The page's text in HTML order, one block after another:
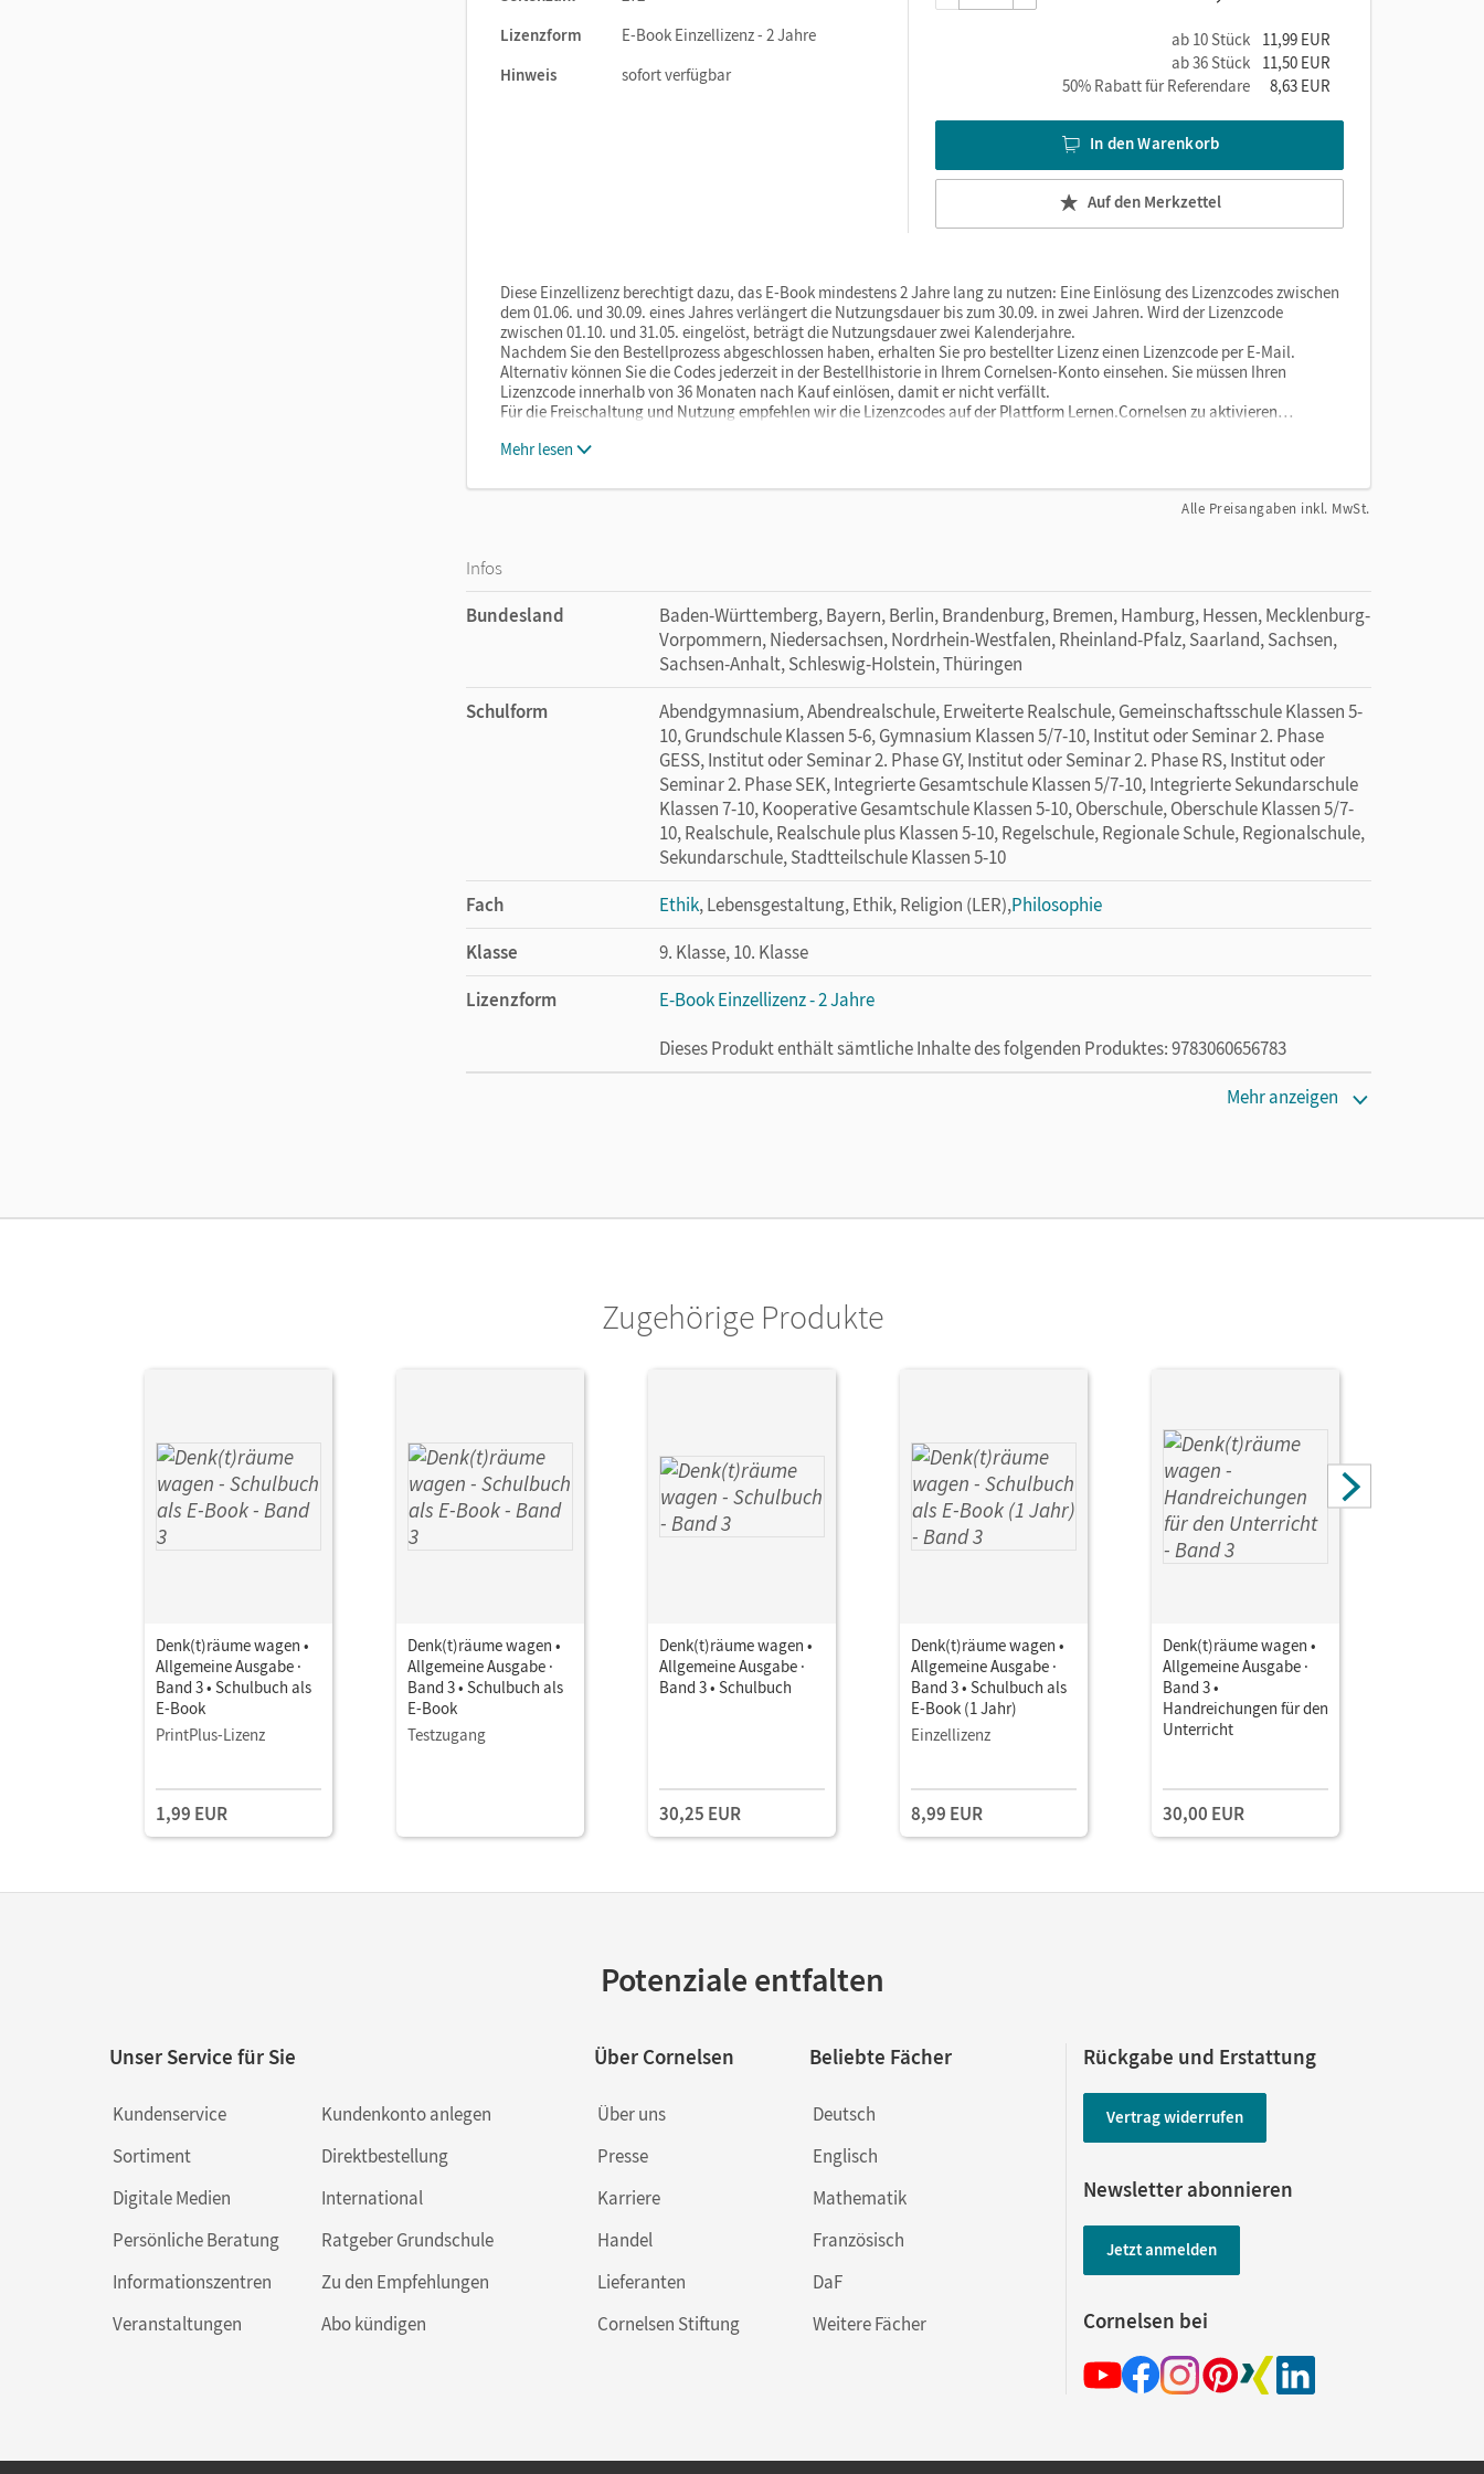
Lizenzform
E-Book Einzellizenz - 2 Jahre
Hinweis
sofort verfügbar
ab 10 Stück
11,99 EUR
ab 36 Stück
11,50 EUR
50% Rabatt für Referendare
8,63 EUR
In den Warenkorb
Auf den Merkzettel
Diese Einzellizenz berechtigt dazu, das E-Book mindestens 2 Jahre lang zu nutzen: Eine Einlösung des Lizenzcodes zwischen
dem 01.06. und 30.09. eines Jahres verlängert die Nutzungsdauer bis zum 30.09. in zwei Jahren. Wird der Lizenzcode
zwischen 01.10. und 31.05. eingelöst, beträgt die Nutzungsdauer zwei Kalenderjahre.
Nachdem Sie den Bestellprozess abgeschlossen haben, erhalten Sie pro bestellter Lizenz einen Lizenzcode per E-Mail.
Alternativ können Sie die Codes jederzeit in der Bestellhistorie in Ihrem Cornelsen-Konto einsehen. Sie müssen Ihren
Lizenzcode innerhalb von 36 Monaten nach Kauf einlösen, damit er nicht verfällt.
Für die Freischaltung und Nutzung empfehlen wir die Lizenzcodes auf der Plattform Lernen.Cornelsen zu aktivieren…
Mehr lesen
Alle Preisangaben inkl. MwSt.
Infos
Bundesland
Baden-Württemberg, Bayern, Berlin, Brandenburg, Bremen, Hamburg, Hessen, Mecklenburg-
Vorpommern, Niedersachsen, Nordrhein-Westfalen, Rheinland-Pfalz, Saarland, Sachsen,
Sachsen-Anhalt, Schleswig-Holstein, Thüringen
Schulform
Abendgymnasium, Abendrealschule, Erweiterte Realschule, Gemeinschaftsschule Klassen 5-
10, Grundschule Klassen 5-6, Gymnasium Klassen 5/7-10, Institut oder Seminar 2. Phase
GESS, Institut oder Seminar 2. Phase GY, Institut oder Seminar 2. Phase RS, Institut oder
Seminar 2. Phase SEK, Integrierte Gesamtschule Klassen 5/7-10, Integrierte Sekundarschule
Klassen 7-10, Kooperative Gesamtschule Klassen 5-10, Oberschule, Oberschule Klassen 5/7-
10, Realschule, Realschule plus Klassen 5-10, Regelschule, Regionale Schule, Regionalschule,
Sekundarschule, Stadtteilschule Klassen 5-10
Fach
Ethik, Lebensgestaltung, Ethik, Religion (LER),Philosophie
Klasse
9. Klasse, 10. Klasse
Lizenzform
E-Book Einzellizenz - 2 Jahre
Dieses Produkt enthält sämtliche Inhalte des folgenden Produktes: 9783060656783
Verlag
Cornelsen Verlag
Mehr anzeigen
Zugehörige Produkte
Denk(t)räume wagen •
Allgemeine Ausgabe ·
Band 3 • Schulbuch als
E-Book
PrintPlus-Lizenz
1,99 EUR
Denk(t)räume wagen •
Allgemeine Ausgabe ·
Band 3 • Schulbuch als
E-Book
Testzugang
Denk(t)räume wagen •
Allgemeine Ausgabe ·
Band 3 • Schulbuch
30,25 EUR
Denk(t)räume wagen •
Allgemeine Ausgabe ·
Band 3 • Schulbuch als
E-Book (1 Jahr)
Einzellizenz
8,99 EUR
Denk(t)räume wagen •
Allgemeine Ausgabe ·
Band 3 •
Handreichungen für den
Unterricht
30,00 EUR
Potenziale entfalten
Unser Service für Sie
Kundenservice
Sortiment
Digitale Medien
Persönliche Beratung
Informationszentren
Veranstaltungen
Kundenkonto anlegen
Direktbestellung
International
Ratgeber Grundschule
Zu den Empfehlungen
Abo kündigen
Über Cornelsen
Über uns
Presse
Karriere
Handel
Lieferanten
Cornelsen Stiftung
Beliebte Fächer
Deutsch
Englisch
Mathematik
Französisch
DaF
Weitere Fächer
Rückgabe und Erstattung
Vertrag widerrufen
Newsletter abonnieren
Jetzt anmelden
Cornelsen bei